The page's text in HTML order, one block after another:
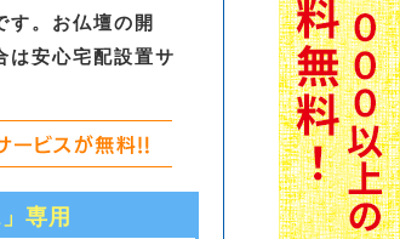
す。お仏壇の開
は安心宅配設置サ
専用